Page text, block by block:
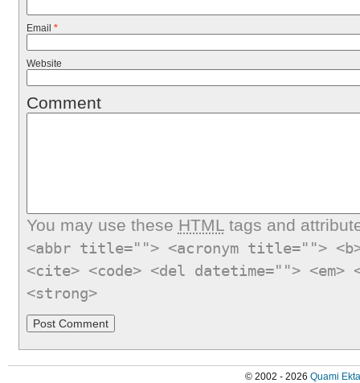
Email *
Website
Comment
You may use these HTMLtags and
<abbr title=""> <acronym title="">
<cite> <code> <del datetime="">
<strong>
© 2002 - 2026 Quami